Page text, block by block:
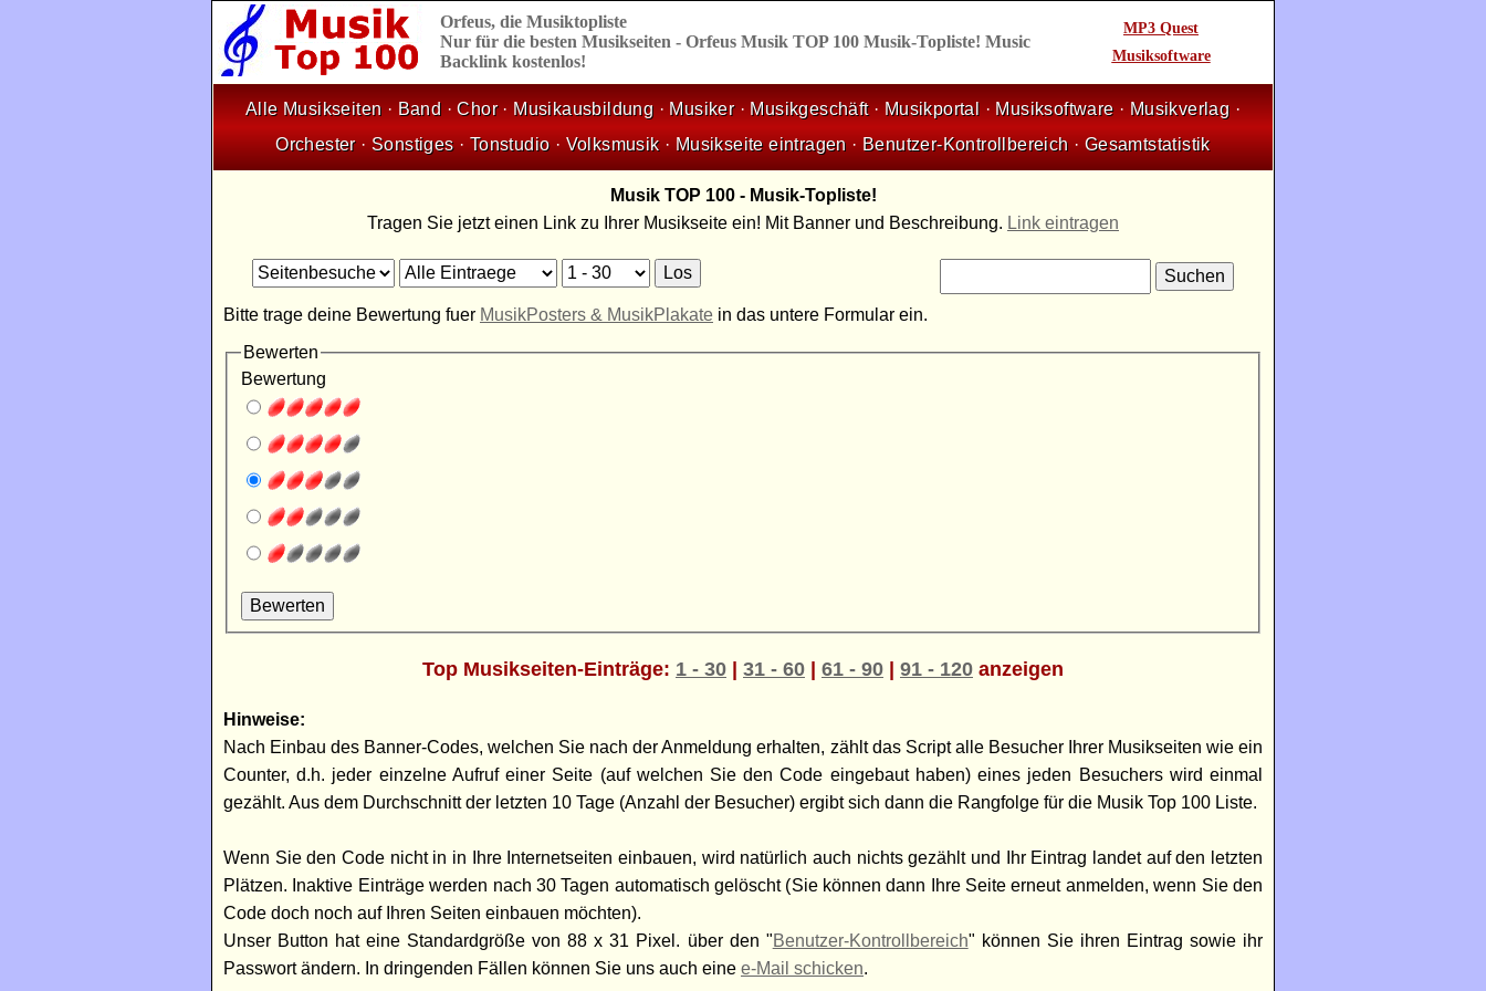
Orfeus, die Musiktopliste
Nur für die besten Musikseiten - Orfeus Musik TOP 100 Musik-Topliste! Music
Backlink kostenlos!
MP3 Quest
Musiksoftware
Alle Musikseiten · Band ·Chor· Musikausbildung · Musiker· Musikgeschäft· Musikportal · Musiksoftware· Musikverlag ·
Orchester· Sonstiges· Tonstudio· Volksmusik· Musikseite eintragen · Benutzer-Kontrollbereich · Gesamtstatistik
Musik TOP 100 - Musik-Topliste!
Tragen Sie jetzt einen Link zu Ihrer Musikseite ein! Mit Banner und Beschreibung. Link eintragen
Bitte trage deine Bewertung fuer MusikPosters & MusikPlakate in das untere Formular ein.
Bewerten
Bewertung
Top Musikseiten-Einträge: 1 - 30 | 31 - 60 | 61 - 90 | 91 - 120 anzeigen
Hinweise:
Nach Einbau des Banner-Codes, welchen Sie nach der Anmeldung erhalten, zählt das Script alle Besucher Ihrer Musikseiten wie ein
Counter, d.h. jeder einzelne Aufruf einer Seite (auf welchen Sie den Code eingebaut haben) eines jeden Besuchers wird einmal
gezählt. Aus dem Durchschnitt der letzten 10 Tage (Anzahl der Besucher) ergibt sich dann die Rangfolge für die Musik Top 100 Liste.
Wenn Sie den Code nicht in in Ihre Internetseiten einbauen, wird natürlich auch nichts gezählt und Ihr Eintrag landet auf den letzten
Plätzen. Inaktive Einträge werden nach 30 Tagen automatisch gelöscht (Sie können dann Ihre Seite erneut anmelden, wenn Sie den
Code doch noch auf Ihren Seiten einbauen möchten).
Unser Button hat eine Standardgröße von 88 x 31 Pixel. über den "Benutzer-Kontrollbereich" können Sie ihren Eintrag sowie ihr
Passwort ändern. In dringenden Fällen können Sie uns auch eine e-Mail schicken.